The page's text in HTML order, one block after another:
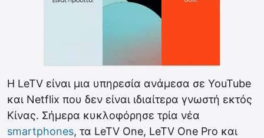
Η LeTV είναι μια υπηρεσία ανάμεσα σε YouTube
και Netflix που δεν είναι ιδιαίτερα γνωστή εκτός
Κίνας. Σήμερα κυκλοφόρησε τρία νέα
smartphones, τα LeTV One, LeTV One Pro και